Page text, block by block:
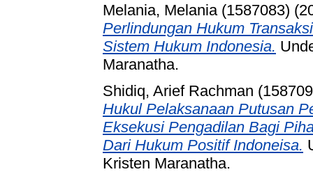
Melania, Melania (1587083)
Perlindungan Hukum
Sistem Hukum Indonesia.
Maranatha.
Shidiq, Arief Rachman
Hukul Pelaksanaan Putusan
Eksekusi Pengadilan Bagi
Dari Hukum Positif Indoneisa.
Kristen Maranatha.